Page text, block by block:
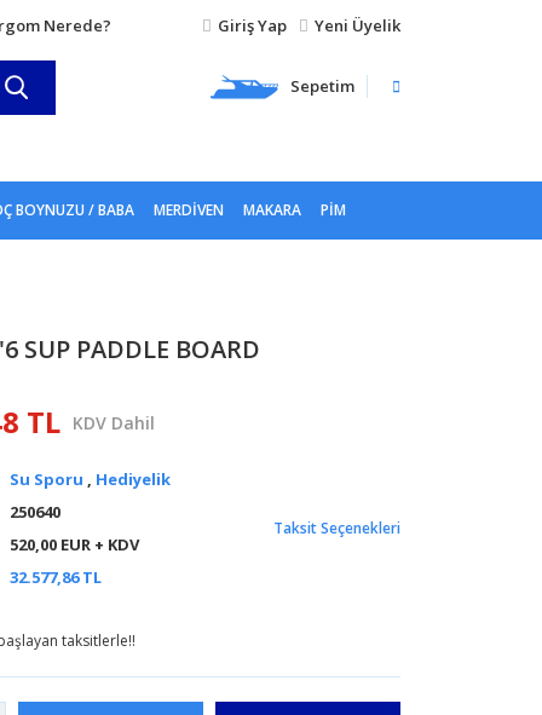
Nerede? Giriş Yap Yeni Üyelik
Sepetim
BOYNUZU / BABA MERDIVEN MAKARA PIM
SUP PADDLE BOARD
TL KDV Dahil
Su Sporu , Hediyelik
250640
520,00 EUR + KDV
32.577,86 TL
Taksit Seçenekleri
taksitlerle!!